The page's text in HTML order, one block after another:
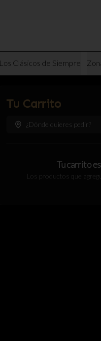
Los Clásicos de Siempre
Tu Carrito
¿Dónde quieres pedir?
Tu carrito
Los productos que